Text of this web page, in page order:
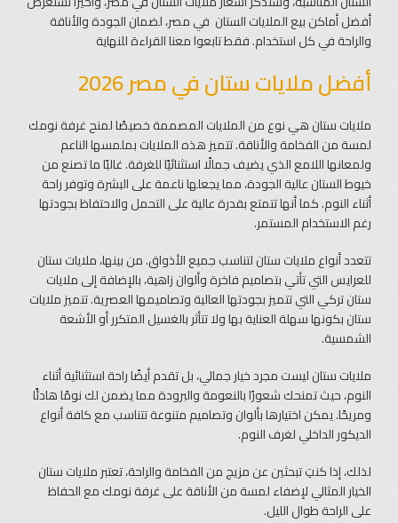
أفضل أماكن بيع الملايات الستان في مصر، لضمان الجودة والأناقة
والراحة في كل استخدام. فقط تابعوا معنا القراءة للنهاية
أفضل ملايات ستان في مصر 2026
ملايات ستان هي نوع من الملايات المصممة خصيصًا لمنح غرفة نومك
لمسة من الفخامة والأناقة. تتميز هذه الملايات بملمسها الناعم
ولمعانها اللامع الذي يضيف جمالًا استثنائيًا للغرفة. غالبًا ما تصنع من
خيوط الستان عالية الجودة، مما يجعلها ناعمة على البشرة وتوفر راحة
أثناء النوم. كما أنها تتمتع بقدرة عالية على التحمل والاحتفاظ بجودتها
رغم الاستخدام المستمر.
تتعدد أنواع ملايات ستان لتناسب جميع الأذواق. من بينها، ملايات ستان
للعرايس التي تأتي بتصاميم فاخرة وألوان زاهية، بالإضافة إلى ملايات
ستان تركي التي تتميز بجودتها العالية وتصاميمها العصرية. تتميز ملايات
ستان بكونها سهلة العناية بها ولا تتأثر بالغسيل المتكرر أو الأشعة
الشمسية.
ملايات ستان ليست مجرد خيار جمالي، بل تقدم أيضًا راحة استثنائية أثناء
النوم، حيث تمنحك شعورًا بالنعومة والبرودة مما يضمن لك نومًا هادئًا
ومريحًا. يمكن اختيارها بألوان وتصاميم متنوعة تتناسب مع كافة أنواع
الديكور الداخلي لغرف النوم.
لذلك، إذا كنتِ تبحثين عن مزيج من الفخامة والراحة، تعتبر ملايات ستان
الخيار المثالي لإضفاء لمسة من الأناقة على غرفة نومك مع الحفاظ
على الراحة طوال الليل.